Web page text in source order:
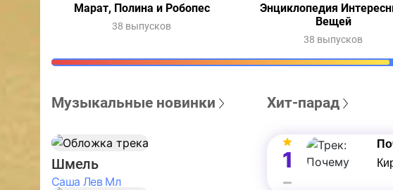
Марат, Полина и Робопес
38 выпусков
Энциклопедия
Вещей
38 выпусков
Музыкальные новинки
Шмель
Саша Лев Мл
Хит-парад
1